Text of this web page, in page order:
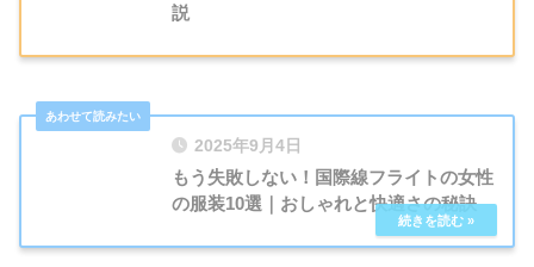
説
2025年9月4日
もう失敗しない！国際線フライトの女性
の服装10選｜おしゃれと快適さの秘訣